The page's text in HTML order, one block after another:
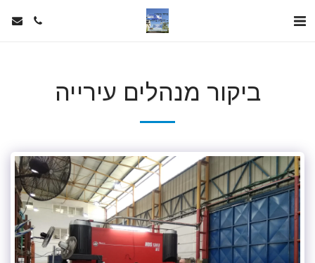
ביקור מנהלים עירייה